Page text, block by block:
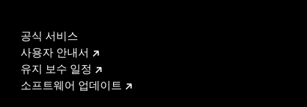
공식 서비스
사용자 안내서
유지 보수 일정
소프트웨어 업데이트